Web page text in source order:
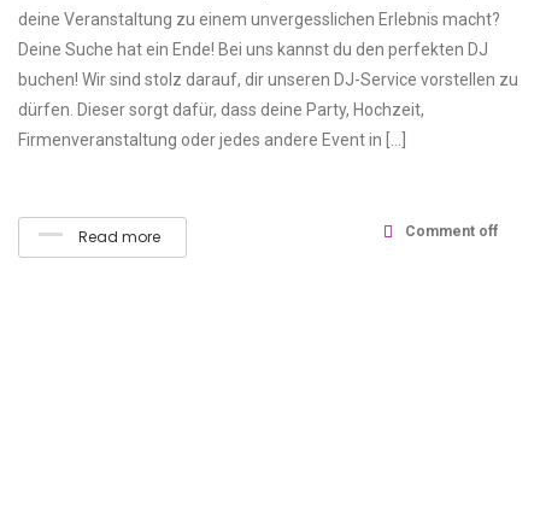
deine Veranstaltung zu einem unvergesslichen Erlebnis macht?
Deine Suche hat ein Ende! Bei uns kannst du den perfekten DJ
buchen! Wir sind stolz darauf, dir unseren DJ-Service vorstellen zu
dürfen. Dieser sorgt dafür, dass deine Party, Hochzeit,
Firmenveranstaltung oder jedes andere Event in […]
Read more Comment off